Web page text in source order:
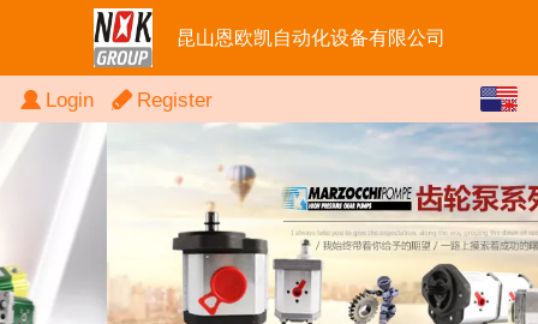
昆山恩欧凯自动化设备有限公司
Login Register
中文